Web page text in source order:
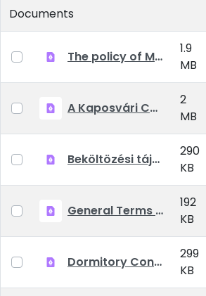
Documents
The policy of MATE Kaposvár Campus Dormitories 2022-23.pdf
1.9
MB
A Kaposvári Campus Kollégiumainak Házirendje 2022-23.pdf
2
MB
Beköltözési tájékoztató 2022-2023 Kaposvár 20220823
290
KB
General Terms and Conditions_MATE_Kollegiumok_EN_20210903.pdf
192
KB
Dormitory Contract 2021-2022 Kaposvar Campus.pdf
299
KB